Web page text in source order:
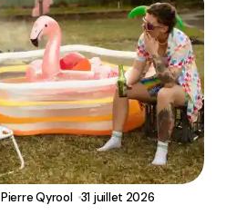
Pierre Qyrool 31 juillet 2026